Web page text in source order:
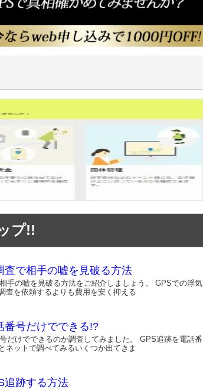
プ!!
査で相手の嘘を見破る方法
手の嘘を見破る方法をご紹介しましょう。 GPSでの浮気
査を依頼するよりも費用を安く抑える
番号だけでできる!?
だけでできるのか調査してみました。 GPS追跡を電話番
ネットで調べてみるいくつか出てきま
追跡する方法